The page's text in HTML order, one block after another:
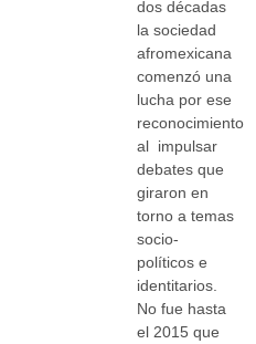
dos décadas
la sociedad
afromexicana
comenzó una
lucha por ese
reconocimiento
al impulsar
debates que
giraron en
torno a temas
socio-
políticos e
identitarios.
No fue hasta
el 2015 que